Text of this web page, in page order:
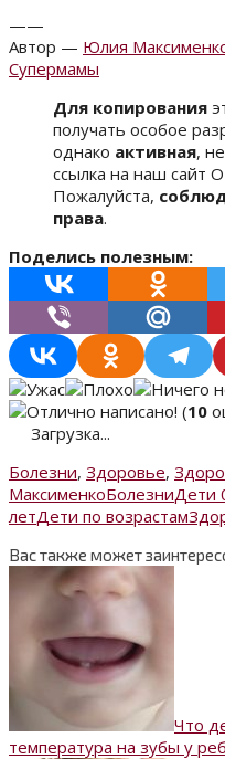
——
Автор — Юлия
Супермамы
Для копирования
получать особое
однако активная,
ссылка на наш сайт
Пожалуйста,
права.
Поделись полезным:
(10
Загрузка...
Болезни, Здоровье,
МаксименкоБолезниДети
летДети по возрастам
Вас также может
Что
температура на зубы у